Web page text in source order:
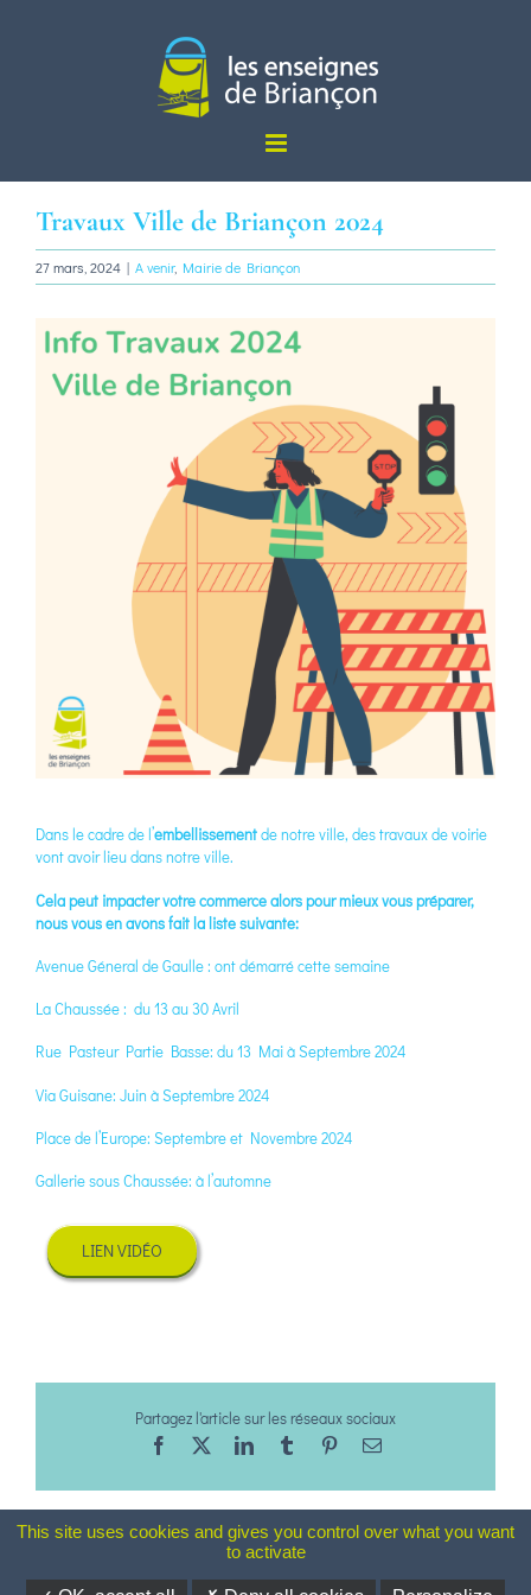
Travaux Ville de Briançon 2024
27 mars, 2024 | A venir, Mairie de Briançon
Dans le cadre de l’embellissementde notre ville, des travaux de voirie
vont avoir lieu dans notre ville.
Cela peut impacter votre commerce alors pour mieux vous préparer,
nous vous en avons fait la liste suivante:
Avenue Géneral de Gaulle : ont démarré cette semaine
La Chaussée : du 13 au 30 Avril
Rue Pasteur Partie Basse: du 13 Mai à Septembre 2024
Via Guisane: Juin à Septembre 2024
Place de l’Europe: Septembre et Novembre 2024
Gallerie sous Chaussée: à l’automne
LIEN VIDÉO
Partagez l'article sur les réseaux sociaux
Facebook LinkedInTumblr PinterestEmail
Mentions Légales-Plan du site
This site uses cookies and gives you control over what you want
to activate